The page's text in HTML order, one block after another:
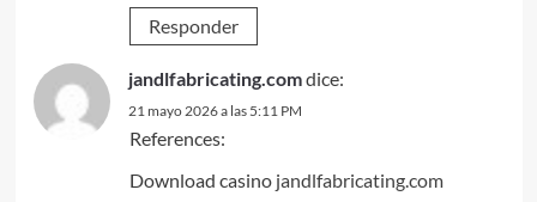
Responder
jandlfabricating.comdice:
21 mayo 2026 a las 5:11 PM
References:
Download casino jandlfabricating.com